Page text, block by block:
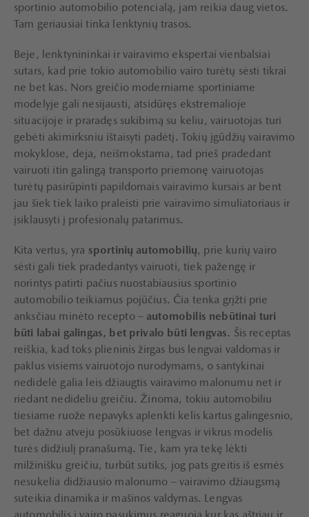
sportinio automobilio potencialą, jam reikia daug vietos.
Tam geriausiai tinka lenktynių trasos.
Beje, lenktynininkai ir vairavimo ekspertai vienbalsiai
sutars, kad prie tokio automobilio vairo turėtų sėsti tikrai
ne bet kas. Nors greičio moderniame sportiniame
modelyje gali nesijausti, atsidūręs ekstremalioje
situacijoje ir praradęs sukibimą su keliu, vairuotojas turi
gebėti akimirksniu ištaisyti padėtį. Tokių įgūdžių vairavimo
mokyklose, deja, neišmokstama, tad prieš pradedant
vairuoti itin galingą transporto priemonę vairuotojas
turėtų pasirūpinti papildomais vairavimo kursais ar bent
jau šiek tiek laiko praleisti prie vairavimo simuliatoriaus ir
įsiklausyti į profesionalų patarimus.
Kita vertus, yra sportinių automobilių, prie kurių vairo
sėsti gali tiek pradedantys vairuoti, tiek pažengę ir
norintys patirti pačius nuostabiausius sportinio
automobilio teikiamus pojūčius. Čia tenka grįžti prie
anksčiau minėto recepto – automobilis nebūtinai turi
būti labai galingas, bet privalo būti lengvas. Šis receptas
reiškia, kad toks plieninis žirgas bus lengvai valdomas ir
paklus visiems vairuotojo nurodymams, o santykinai
nedidelė galia leis džiaugtis vairavimo malonumu net ir
riedant nedideliu greičiu. Žinoma, tokiu automobiliu
tiesiame ruože nepavyks aplenkti kelis kartus galingesnio,
bet dažnu atveju posūkiuose lengvas ir vikrus modelis
turės didžiulį pranašumą. Tie, kam yra tekę lėkti
milžinišku greičiu, turbūt sutiks, jog pats greitis iš esmės
nesukelia didžiausio malonumo – vairavimo džiaugsmą
suteikia dinamika ir mašinos valdymas. Lengvas